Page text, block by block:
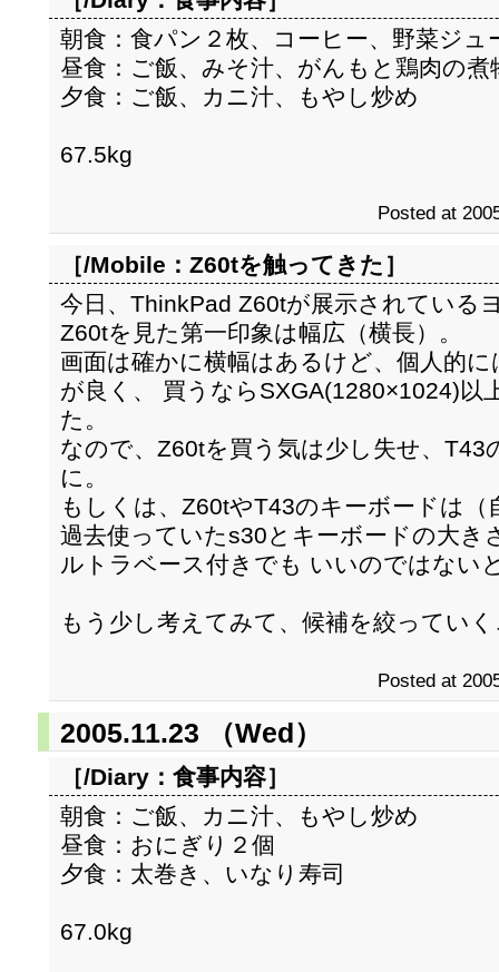
朝食：食パン２枚、コーヒー、野菜ジュ
昼食：ご飯、みそ汁、がんもと鶏肉の
夕食：ご飯、カニ汁、もやし炒め
67.5kg
Posted at
［/Mobile： Z60tを触ってきた ］
今日、ThinkPad Z60tが展示されている
Z60tを見た第一印象は幅広（横長）。
画面は確かに横幅はあるけど、個人的
が良く、 買うならSXGA(1280×1024)以
た。
なので、Z60tを買う気は少し失せ、T43
に。
もしくは、Z60tやT43のキーボードは
過去使っていたs30とキーボードの大き
ルトラベース付きでも いいのではない
もう少し考えてみて、候補を絞ってい
Posted at
2005.11.23 （Wed）
［/Diary： 食事内容］
朝食：ご飯、カニ汁、もやし炒め
昼食：おにぎり２個
夕食：太巻き、いなり寿司
67.0kg